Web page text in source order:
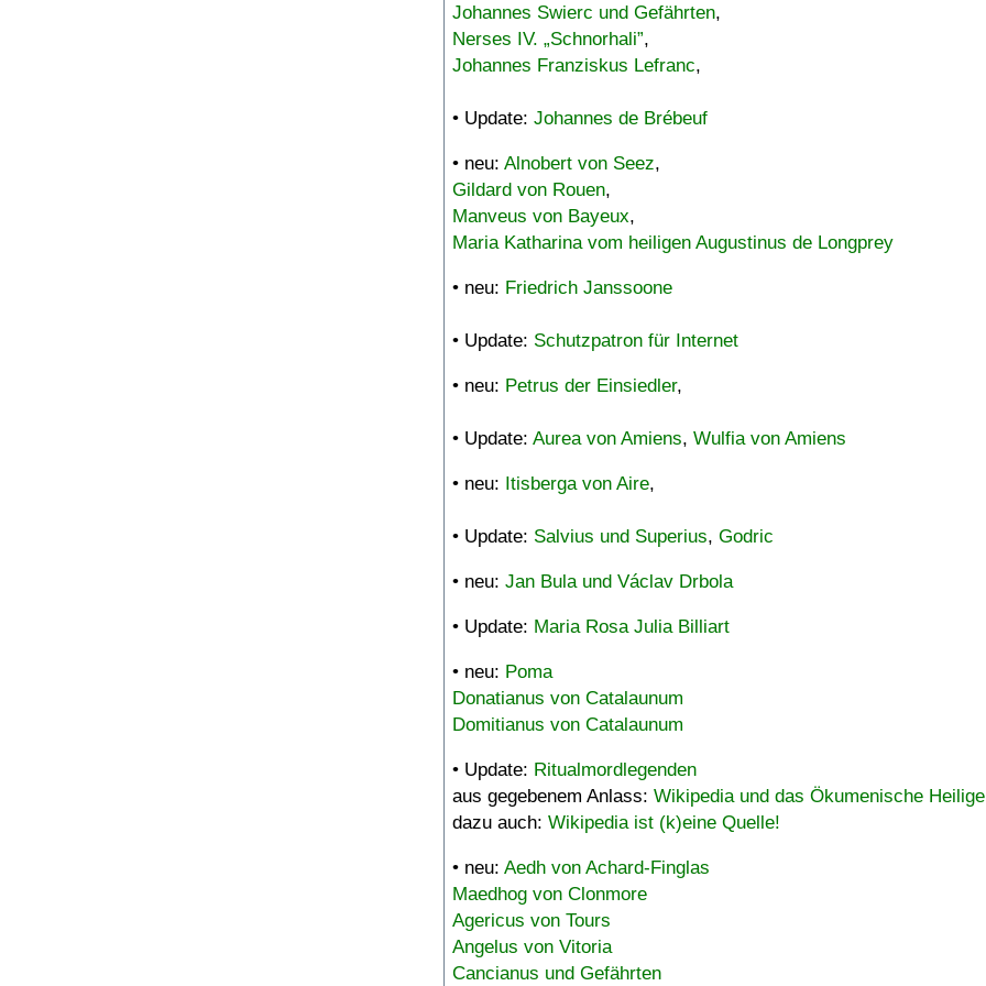
Johannes Swierc und Gefährten,
Nerses IV. „Schnorhali”,
Johannes Franziskus Lefranc,
• Update: Johannes de Brébeuf
• neu: Alnobert von Seez,
Gildard von Rouen,
Manveus von Bayeux,
Maria Katharina vom heiligen Augustinus de Longprey
• neu: Friedrich Janssoone
• Update: Schutzpatron für Internet
• neu: Petrus der Einsiedler,
• Update: Aurea von Amiens, Wulfia von Amiens
• neu: Itisberga von Aire,
• Update: Salvius und Superius, Godric
• neu: Jan Bula und Václav Drbola
• Update: Maria Rosa Julia Billiart
• neu: Poma
Donatianus von Catalaunum
Domitianus von Catalaunum
• Update: Ritualmordlegenden
aus gegebenem Anlass: Wikipedia und das Ökumenische
dazu auch: Wikipedia ist (k)eine Quelle!
• neu: Aedh von Achard-Finglas
Maedhog von Clonmore
Agericus von Tours
Angelus von Vitoria
Cancianus und Gefährten